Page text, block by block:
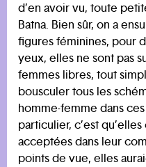
d’en avoir vu, toute
Batna. Bien sûr, on a
figures féminines, pour
yeux, elles ne sont pas
femmes libres, tout
bousculer tous les
homme-femme dans
particulier, c’est
acceptées dans leur
points de vue, elles